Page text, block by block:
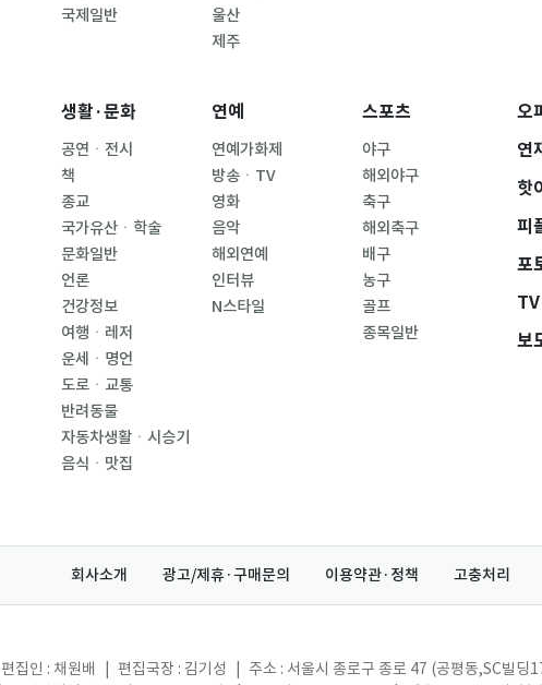
국제일반
울산
제주
생활·문화
공연ㆍ전시
책
종교
국가유산ㆍ학술
문화일반
언론
건강정보
여행ㆍ레저
운세ㆍ명언
도로ㆍ교통
반려동물
자동차생활ㆍ시승기
음식ㆍ맛집
연예
연예가화제
방송ㆍTV
영화
음악
해외연예
인터뷰
N스타일
스포츠
야구
해외야구
축구
해외축구
배구
농구
골프
종목일반
오
연
핫
피
포
TV
보
회사소개 광고/제휴·구매문의 이용약관·정책 고충처리
편집인 : 채원배 편집국장 : 김기성 주소 : 서울시 종로구 종로 47 (공평동,SC빌딩